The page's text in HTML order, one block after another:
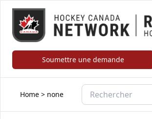
Soumettre une demande
Home > none